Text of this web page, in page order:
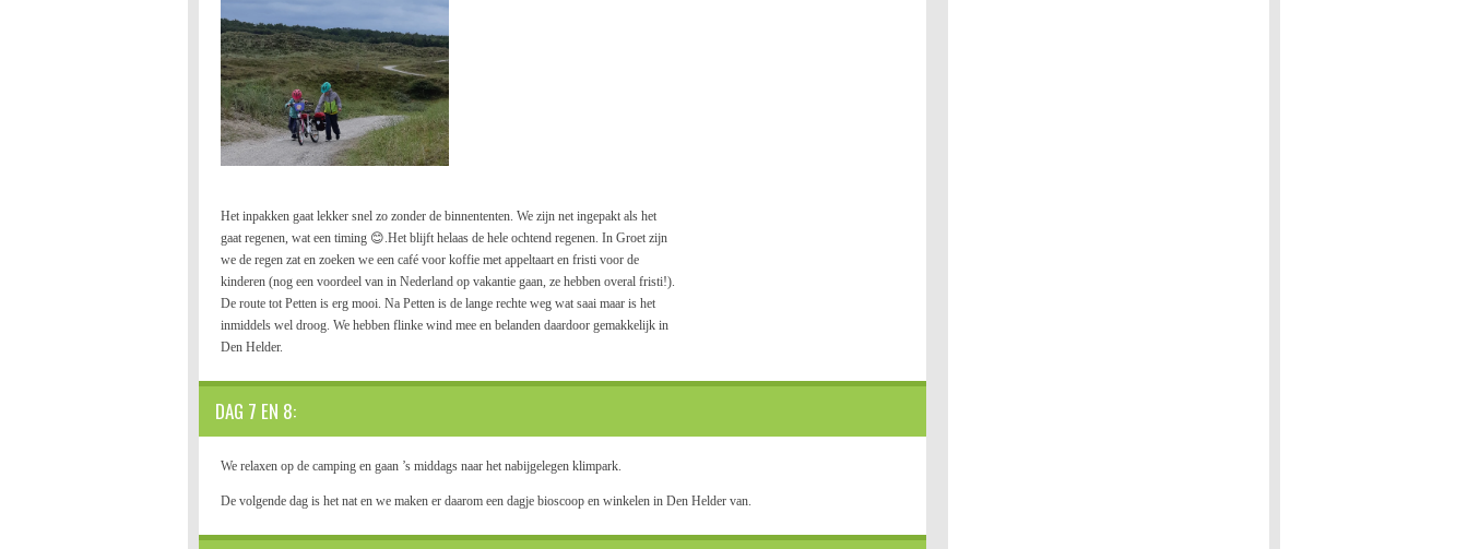
Het inpakken gaat lekker snel zo zonder de binnententen. We zijn net ingepakt als het
gaat regenen, wat een timing 😊.Het blijft helaas de hele ochtend regenen. In Groet zijn
we de regen zat en zoeken we een café voor koffie met appeltaart en fristi voor de
kinderen (nog een voordeel van in Nederland op vakantie gaan, ze hebben overal fristi!).
De route tot Petten is erg mooi. Na Petten is de lange rechte weg wat saai maar is het
inmiddels wel droog. We hebben flinke wind mee en belanden daardoor gemakkelijk in
Den Helder.
DAG 7 EN 8:
We relaxen op de camping en gaan ’s middags naar het nabijgelegen klimpark.
De volgende dag is het nat en we maken er daarom een dagje bioscoop en winkelen in Den Helder van.